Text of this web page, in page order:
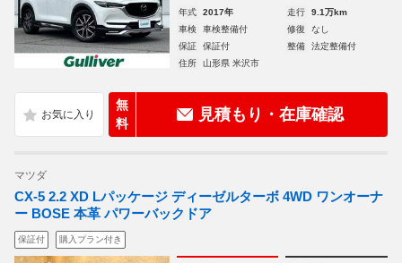
年式 2017年 走行
9.1万km
車検
車検整備付 修復
なし
保証
保証付 整備
法定整備付
住所
山形県 米沢市
無
料
見積もり・在庫確認
マツダ
CX-5 2.2 XD Lパッケージ ディーゼルターボ 4WD ワンオーナ
ー BOSE 本革 パワーバックドア
保証付 購入プラン付き